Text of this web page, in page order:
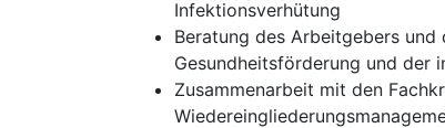
Infektionsverhütung
Beratung des Arbeitgebers
Gesundheitsförderung und der
Zusammenarbeit mit den